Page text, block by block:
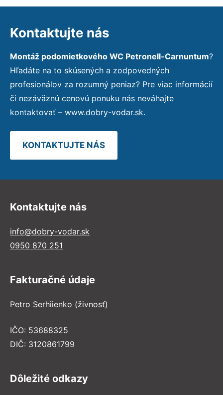
Kontaktujte nás
Montáž podomietkového WC Petronell-Carnuntum?
Hľadáte na to skúsených a zodpovedných
profesionálov za rozumný peniaz? Pre viac informácií
či nezáväznú cenovú ponuku nás neváhajte
kontaktovať – www.dobry-vodar.sk.
KONTAKTUJTE NÁS
Kontaktujte nás
info@dobry-vodar.sk
0950 870 251
Fakturačné údaje
Petro Serhiienko (živnosť)
IČO: 53688325
DIČ: 3120861799
Dôležité odkazy